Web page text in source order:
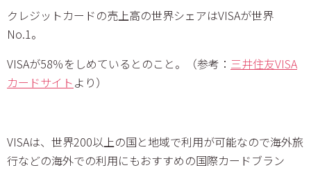
クレジットカードの売上高の世界シェアはVISAが世界
No.1。
VISAが58％をしめているとのこと。（参考： 三井住友VISA
カードサイトより）
VISAは、世界200以上の国と地域で利用が可能なので海外旅
行などの海外での利用にもおすすめの国際カードブラン